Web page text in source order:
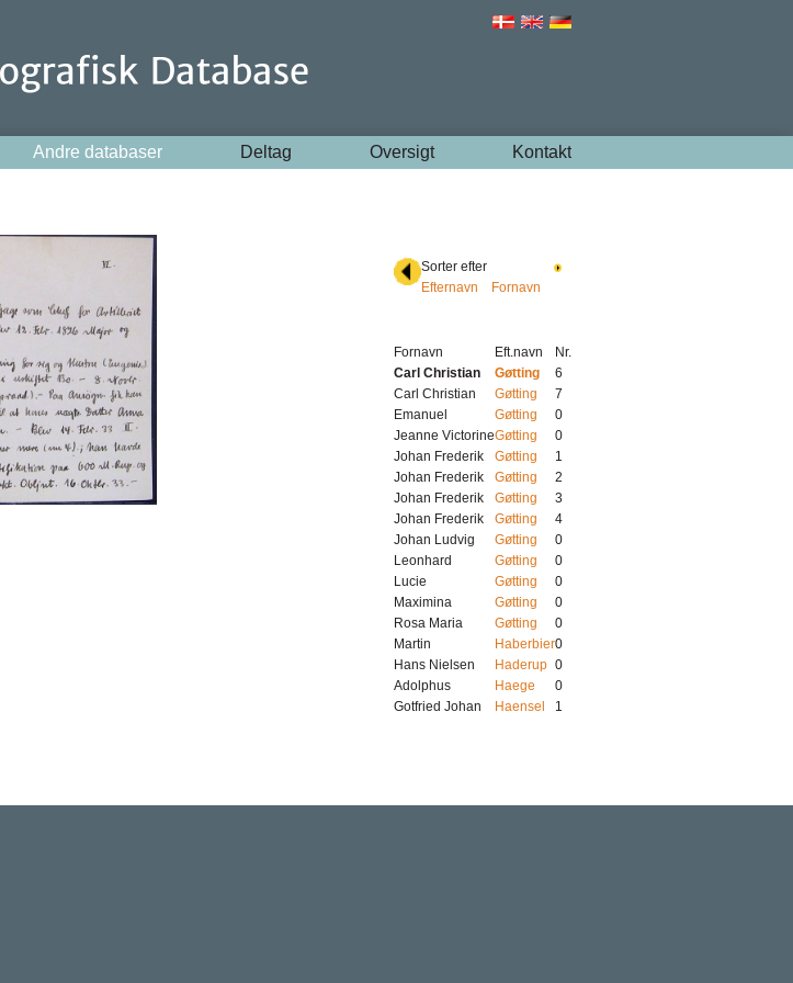
Andre databaser Deltag Oversigt Kontakt
Sorter efter
Efternavn
Fornavn
Fornavn Eft.navn
Nr.
Carl Christian
Gøtting
6
Carl Christian
Gøtting
7
Emanuel
Gøtting
0
Jeanne VictorineGøtting
0
Johan Frederik
Gøtting
1
Johan Frederik
Gøtting
2
Johan Frederik
Gøtting
3
Johan Frederik
Gøtting
4
Johan Ludvig
Gøtting
0
Leonhard
Gøtting
0
Lucie
Gøtting
0
Maximina
Gøtting
0
Rosa Maria
Gøtting
0
Martin
Haberbier0
Hans Nielsen
Haderup 0
Adolphus
Haege
0
Gotfried Johan
Haensel 1